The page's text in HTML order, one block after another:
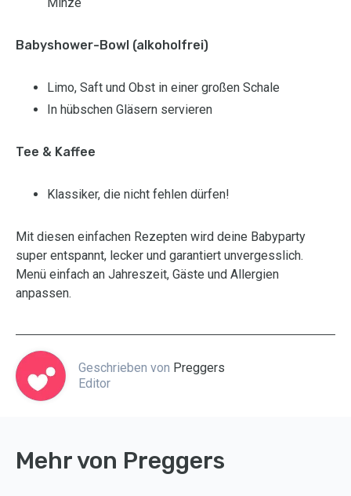
Babyshower-Bowl (alkoholfrei)
Limo, Saft und Obst in einer großen Schale
In hübschen Gläsern servieren
Tee & Kaffee
Klassiker, die nicht fehlen dürfen!
Mit diesen einfachen Rezepten wird deine Babyparty
super entspannt, lecker und garantiert unvergesslich.
Menü einfach an Jahreszeit, Gäste und Allergien
anpassen.
Geschrieben von Preggers
Editor
Mehr von Preggers